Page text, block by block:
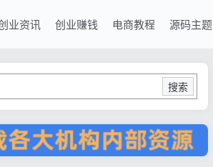
业资讯 创业赚钱 电商教程 源码主题
搜索
网赚教程大全，小投入，大回报！
网赚教程大全，小投入，大回报！